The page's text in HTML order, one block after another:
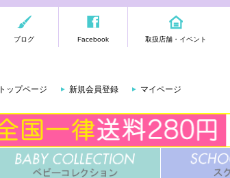
ブログ Facebook 取扱店舗・イベント
トップページ 新規会員登録 マイページ